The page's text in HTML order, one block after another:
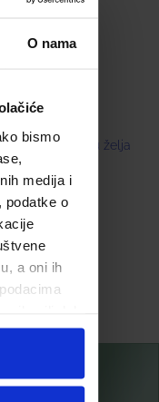
O nama
bismo
medija i
podatke o
a oni ih
Dodaj u listu želja
Pročitaj više